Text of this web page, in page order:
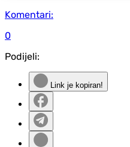
Komentari:
0
Podijeli:
Link je kopiran!